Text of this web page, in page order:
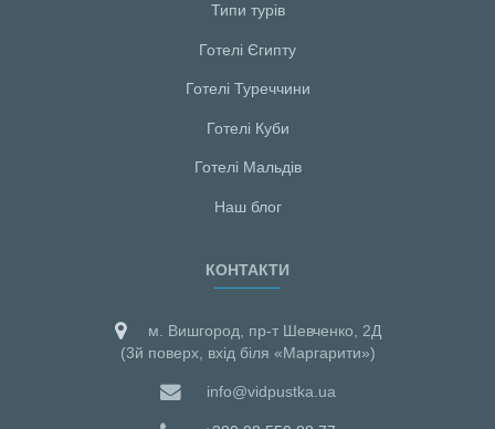
Типи турів
Готелі Єгипту
Готелі Туреччини
Готелі Куби
Готелі Мальдiв
Наш блог
КОНТАКТИ
м. Вишгород, пр-т Шевченко, 2Д
(3й поверх, вхід біля «Маргарити»)
info@vidpustka.ua